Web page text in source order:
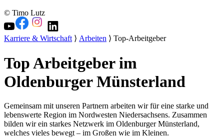
© Timo Lutz
Karriere & Wirtschaft⟩ Arbeiten ⟩ Top-Arbeitgeber
Top Arbeitgeber im
Oldenburger Münsterland
Gemeinsam mit unseren Partnern arbeiten wir für eine starke und
lebenswerte Region im Nordwesten Niedersachsens. Zusammen
bilden wir ein starkes Netzwerk im Oldenburger Münsterland,
welches vieles bewegt – im Großen wie im Kleinen.